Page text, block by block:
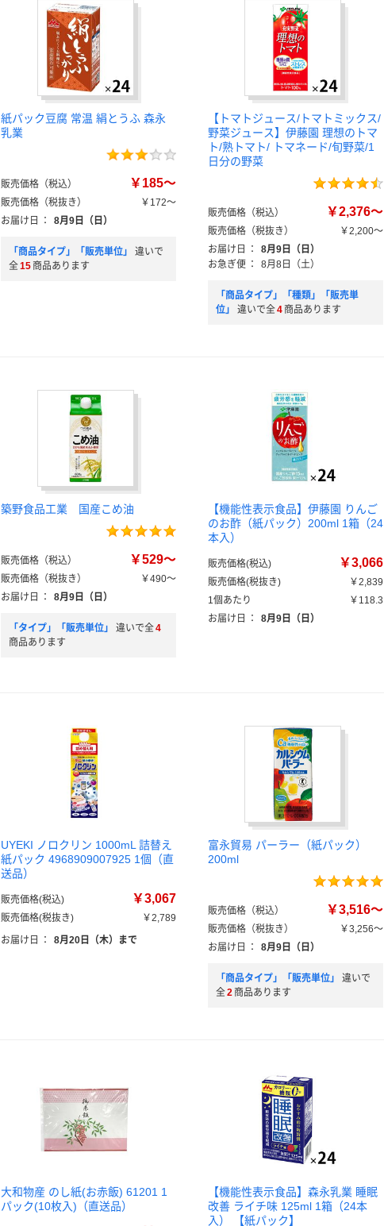
紙パック豆腐 常温 絹とうふ 森永
乳業
販売価格（税込） ￥185～
販売価格（税抜き）
￥172～
お届け日
： 8月9日（日）
「商品タイプ」「販売単位」
違いで
全15 商品あります
【トマトジュース/トマトミックス/
野菜ジュース】伊藤園 理想のトマ
ト/熟トマト/ トマネード/旬野菜/1
日分の野菜
販売価格（税込） ￥2,376～
販売価格（税抜き）
￥2,200～
お届け日
：
8月9日（日）
お急ぎ便 ： 8月8日（土）
「商品タイプ」「種類」「販売単
位」
違いで全4 商品あります
築野食品工業 国産こめ油
販売価格（税込） ￥529～
販売価格（税抜き）
￥490～
お届け日
： 8月9日（日）
「タイプ」「販売単位」 違いで全4
商品あります
【機能性表示食品】伊藤園 りんご
のお酢（紙パック）200ml 1箱（24
本入）
販売価格(税込) ￥3,066
販売価格(税抜き)
￥2,839
1個あたり
￥118.3
お届け日
： 8月9日（日）
UYEKI ノロクリン 1000mL 詰替え
紙パック 4968909007925 1個（直
送品）
販売価格(税込) ￥3,067
販売価格(税抜き)
￥2,789
お届け日
： 8月20日（木）まで
富永貿易 パーラー（紙パック）
200ml
販売価格（税込） ￥3,516～
販売価格（税抜き）
￥3,256～
お届け日
： 8月9日（日）
「商品タイプ」「販売単位」
違いで
全2 商品あります
大和物産 のし紙(お赤飯) 61201 1
パック(10枚入)（直送品）
【機能性表示食品】森永乳業 睡眠
改善 ライチ味 125ml 1箱（24本
入） 【紙パック】